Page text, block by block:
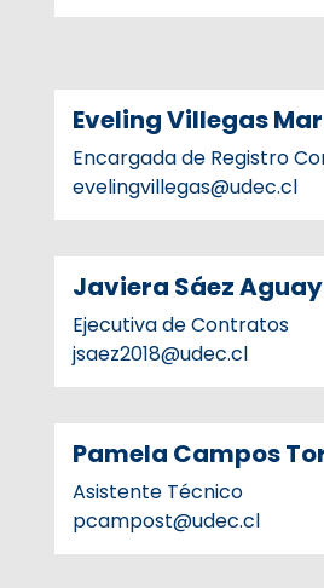
Eveling Villegas
Encargada de Registro
evelingvillegas@udec.cl
Javiera Sáez
Ejecutiva de Contratos
jsaez2018@udec.cl
Pamela Campos
Asistente Técnico
pcampost@udec.cl